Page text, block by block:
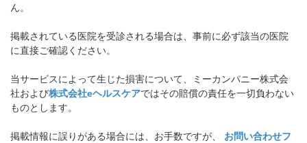
ん。
掲載されている医院を受診される場合は、事前に必ず該当の医院
に直接ご確認ください。
当サービスによって生じた損害について、ミーカンパニー株式会
社および株式会社eヘルスケアではその賠償の責任を一切負わない
ものとします。
掲載情報に誤りがある場合には、お手数ですが、
お問い合わせフ